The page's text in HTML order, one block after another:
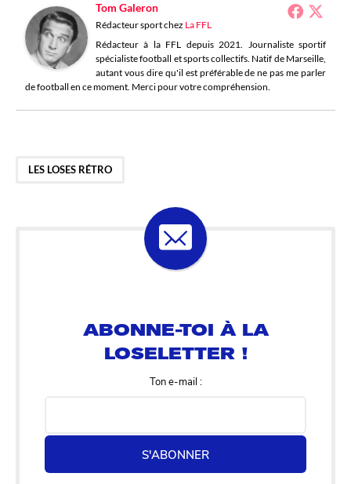
Tom Galeron
Rédacteur sportchez La FFL
Rédacteur à la FFL depuis 2021. Journaliste sportif
spécialiste football et sports collectifs. Natif de Marseille,
autant vous dire qu'il est préférable de ne pas me parler
de football en ce moment. Merci pour votre compréhension.
LES LOSES RÉTRO
Ton e-mail :
S'ABONNER